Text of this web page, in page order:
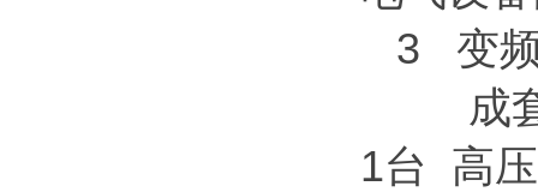
3 变频
成
1台 高